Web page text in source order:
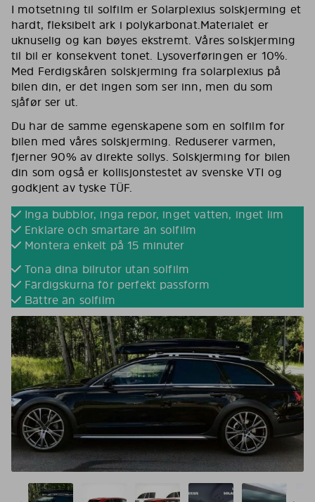
I motsetning til solfilm er Solarplexius solskjerming et
hardt, fleksibelt ark i polykarbonat.Materialet er
uknuselig og kan bøyes ekstremt. Våres solskjerming
til bil er konsekvent tonet. Lysoverføringen er 10%.
Med Ferdigskåren solskjerming fra solarplexius på
bilen din, er det ingen som ser inn, men du som
sjåfør ser ut.
Du har de samme egenskapene som en solfilm for
bilen med våres solskjerming. Reduserer varmen,
fjerner 90% av direkte sollys. Solskjerming for bilen
din som også er kollisjonstestet av svenske VTI og
godkjent av tyske TÜF.
Inga bubblor, inga repor, inget vatten, inget lim
Enklare och smartare än solfilm
Montera enkelt på 15 minuter
Tona dina bilrutor utan solfilm
Färdigskurna för perfekt passform
Bättre än solfilm